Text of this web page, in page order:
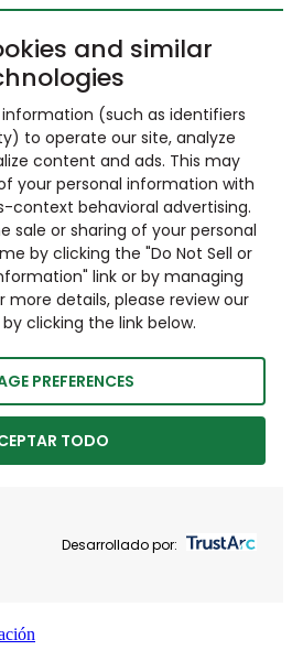
and similar
(such as identifiers
to operate our site, analyze
content and ads. This may
your personal information with
context behavioral advertising.
sale or sharing of your personal
by clicking the "Do Not Sell or
link or by managing
more details, please review our
clicking the link below.
PREFERENCES
TODO
Desarrollado por: